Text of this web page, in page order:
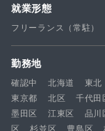
就業形態
フリーランス（常駐）
勤務地
確認中 北海道 東北
東京都
北区 千代田
墨田区
江東区 品川
区
杉並区 豊島区